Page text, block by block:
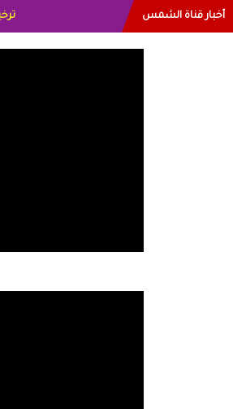
أخبار قناة الشمس